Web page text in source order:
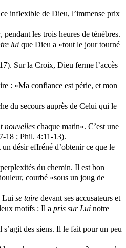
inflexible de Dieu, l’immense prix
, pendant les trois heures de ténèbres.
lui que Dieu a «tout le jour tourné
Sur la Croix, Dieu ferme l’accès
: «Ma confiance est périe, et mon
du secours auprès de Celui qui le
nouvelleschaque matin». C’est une
18 ; Phil. 4:11-13).
désir effréné d’obtenir ce que le
du chemin. Il est bon
courbé «sous un joug de
Lui se tairedevant ses accusateurs et
motifs : Il a pris sur Lui notre
des siens. Il le fait pour un peu